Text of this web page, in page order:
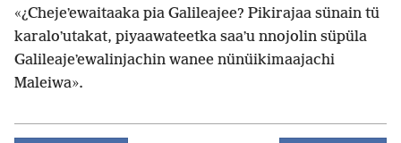
«¿Chejeʼewaitaaka pia Galileajee? Pikirajaa sünain tü
karaloʼutakat, piyaawateetka saaʼu nnojolin süpüla
Galileajeʼewalinjachin wanee nünüikimaajachi
Maleiwa».